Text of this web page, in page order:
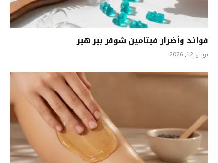
فوائد وأضرار فيتامين شوقر بير هير
يوليو 12, 2026